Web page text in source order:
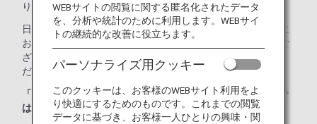
ります。
日本国外の空港にて、ANA国際線から他航空会社の国内線に
お乗り継ぎの場合には、ラウンジ入室基準が異なる場合がご
ざいます。入室基準に関しては各運航会社にお問い合わせく
ださい。
「ANA SUITE LOUNGE」ご利用券は、こちらのラウンジで
はご利用いただけません。
WEBサイトの閲覧に関する匿名化されたデータ
を、分析や統計のために利用します。WEBサイ
トの継続的な改善に役立ちます。
パーソナライズ用クッキー
このクッキーは、お客様のWEBサイト利用をよ
り快適にするためのものです。これまでの閲覧
データに基づき、お客様一人ひとりの興味・関